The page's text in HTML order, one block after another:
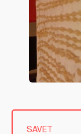
SAVET